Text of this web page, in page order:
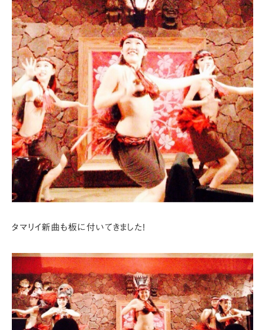
タマリイ新曲も板に付いてきました!